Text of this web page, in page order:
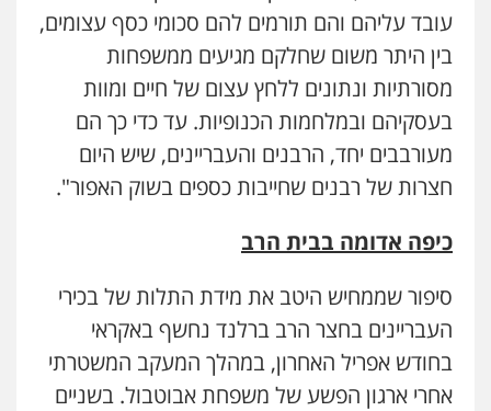
עובד עליהם והם תורמים להם סכומי כסף עצומים,
בין היתר משום שחלקם מגיעים ממשפחות
מסורתיות ונתונים ללחץ עצום של חיים ומוות
בעסקיהם ובמלחמות הכנופיות. עד כדי כך הם
מעורבבים יחד, הרבנים והעבריינים, שיש היום
חצרות של רבנים שחייבות כספים בשוק האפור".
כיפה אדומה בבית הרב
סיפור שממחיש היטב את מידת התלות של בכירי
העבריינים בחצר הרב ברלנד נחשף באקראי
בחודש אפריל האחרון, במהלך המעקב המשטרתי
אחרי ארגון הפשע של משפחת אבוטבול. בשניים